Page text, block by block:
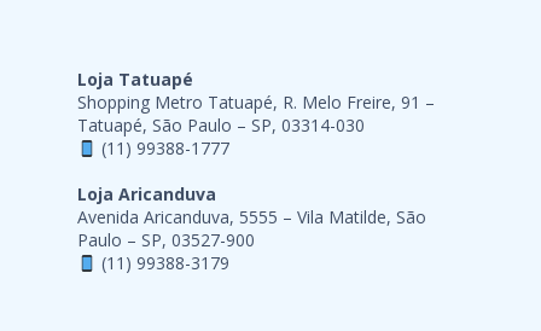
Loja Tatuapé
Shopping Metro Tatuapé, R. Melo Freire, 91 –
Tatuapé, São Paulo – SP, 03314-030
(11) 99388-1777
Loja Aricanduva
Avenida Aricanduva, 5555 – Vila Matilde, São
Paulo – SP, 03527-900
(11) 99388-3179